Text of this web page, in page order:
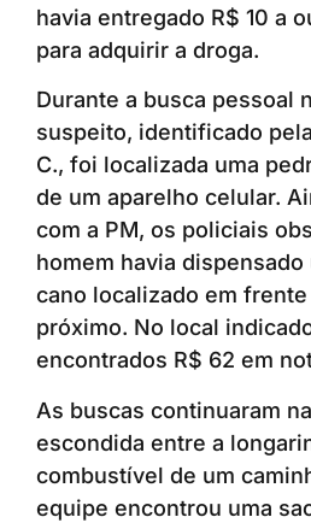
havia entregado R$ 10 a
para adquirir a droga.
Durante a busca pessoal
suspeito, identificado
C., foi localizada uma
de um aparelho celular.
com a PM, os policiais
homem havia
cano localizado em
próximo. No local
encontrados R$ 62 em
As buscas continuaram
escondida entre a
combustível de um
equipe encontrou uma